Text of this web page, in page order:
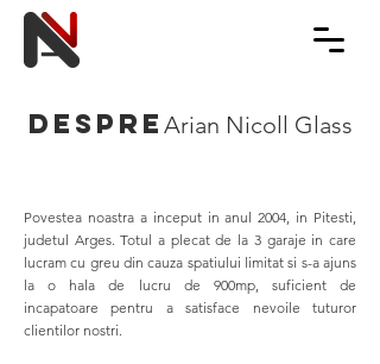
Despre Arian Nicoll Glass
Povestea noastra a inceput in anul 2004, in Pitesti,
judetul Arges. Totul a plecat de la 3 garaje in care
lucram cu greu din cauza spatiului limitat si s-a ajuns
la o hala de lucru de 900mp, suficient de
incapatoare pentru a satisface nevoile tuturor
clientilor nostri.